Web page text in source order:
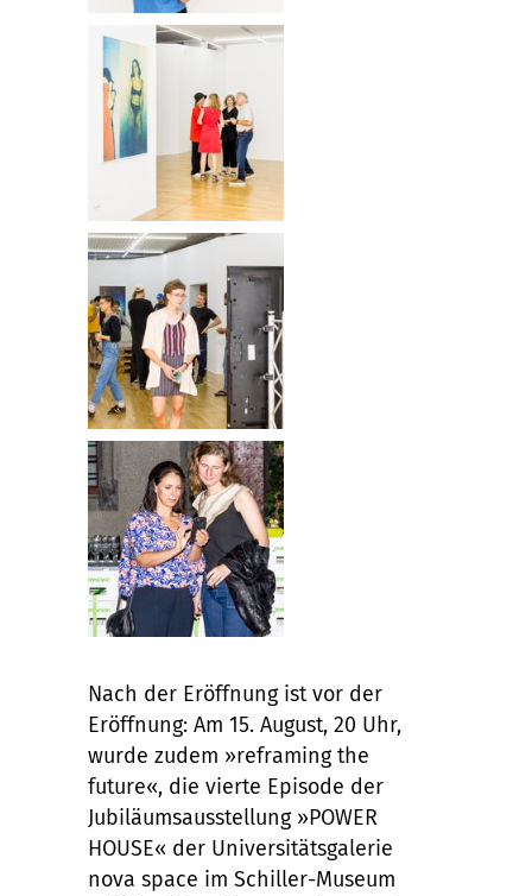
Nach der Eröffnung ist vor der
Eröffnung: Am 15. August, 20 Uhr,
wurde zudem »reframing the
future«, die vierte Episode der
Jubiläumsausstellung »POWER
HOUSE« der Universitätsgalerie
nova space im Schiller-Museum